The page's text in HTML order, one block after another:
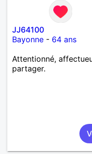
JJ64100
Bayonne - 64 ans
Attentionné,
partager.